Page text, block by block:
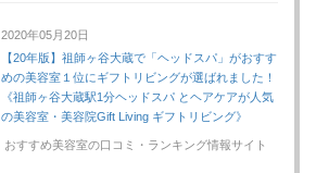
2020年05月20日
【20年版】祖師ヶ谷大蔵で「ヘッドスパ」がおすす
めの美容室１位にギフトリビングが選ばれました！
《祖師ヶ谷大蔵駅1分ヘッドスパ とヘアケアが人気
の美容室・美容院Gift Living ギフトリビング》
おすすめ美容室の口コミ・ランキング情報サイト